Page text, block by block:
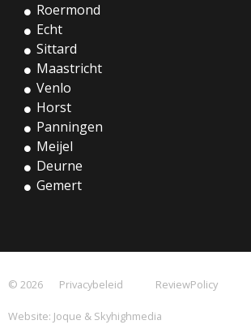
Roermond
Echt
Sittard
Maastricht
Venlo
Horst
Panningen
Meijel
Deurne
Gemert
© 2026 Privacybeleid ReviewPolicy
Website: Joque & Skyhighmedia